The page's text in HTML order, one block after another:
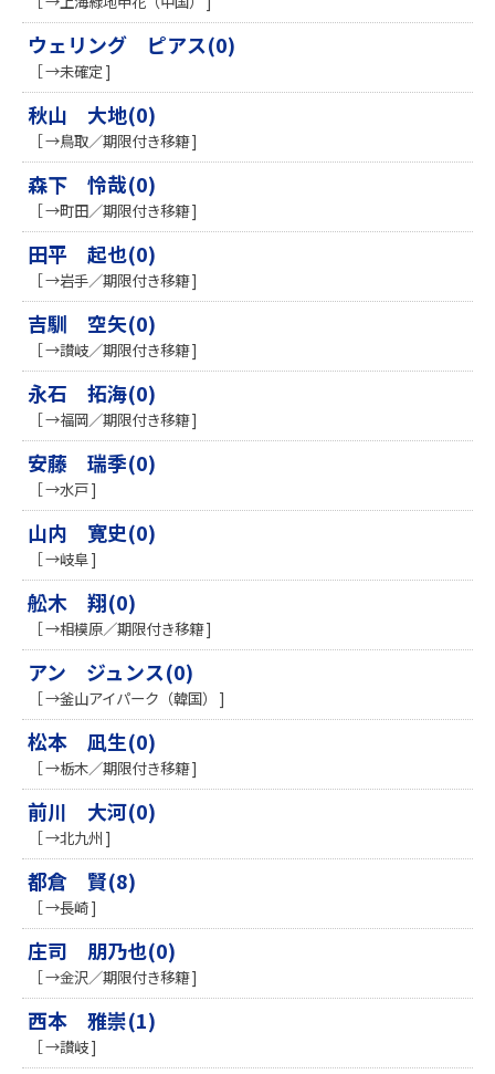
ウェリング ピアス(0)
［ →未確定 ]
秋山 大地(0)
［ →鳥取／期限付き移籍 ]
森下 怜哉(0)
［ →町田／期限付き移籍 ]
田平 起也(0)
［ →岩手／期限付き移籍 ]
吉馴 空矢(0)
［ →讃岐／期限付き移籍 ]
永石 拓海(0)
［ →福岡／期限付き移籍 ]
安藤 瑞季(0)
［ →水戸 ]
山内 寛史(0)
［ →岐阜 ]
舩木 翔(0)
［ →相模原／期限付き移籍 ]
アン ジュンス(0)
［ →釜山アイパーク（韓国） ]
松本 凪生(0)
［ →栃木／期限付き移籍 ]
前川 大河(0)
［ →北九州 ]
都倉 賢(8)
［ →長崎 ]
庄司 朋乃也(0)
［ →金沢／期限付き移籍 ]
西本 雅崇(1)
［ →讃岐 ]